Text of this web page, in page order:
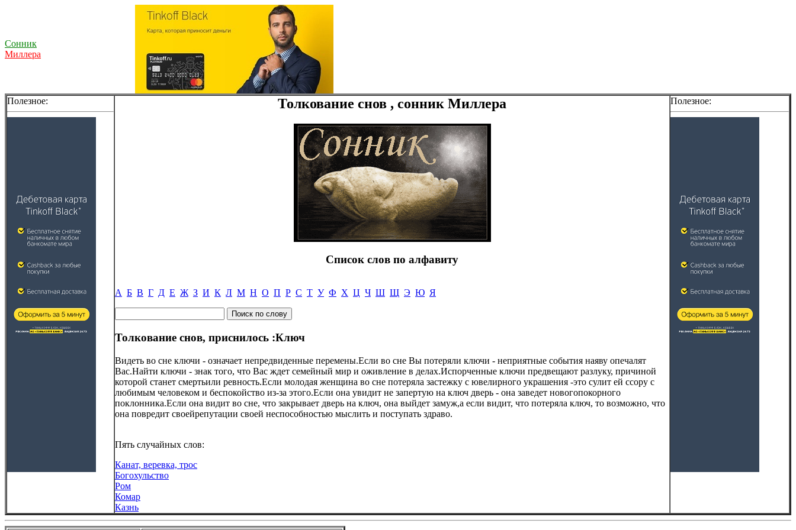
Сонник
Миллера
Полезное: Толкование снов , сонник Миллера
Список слов по алфавиту
А Б В Г Д Е Ж З И К Л М Н О П Р С Т У Ф Х Ц Ч Ш Щ Э Ю Я
Толкование снов, приснилось :Ключ
Видеть во сне ключи - означает непредвиденные перемены.Если во сне Вы потеряли ключи - неприятные события наяву опечалят
Вас.Найти ключи - знак того, что Вас ждет семейный мир и оживление в делах.Испорченные ключи предвещают разлуку, причиной
которой станет смертьили ревность.Если молодая женщина во сне потеряла застежку с ювелирного украшения -это сулит ей ссору с
любимым человеком и беспокойство из-за этого.Если она увидит не запертую на ключ дверь - она заведет новогопокорного
поклонника.Если она видит во сне, что закрывает дверь на ключ, она выйдет замуж,а если видит, что потеряла ключ, то возможно, что
она повредит своейрепутации своей неспособностью мыслить и поступать здраво.
Пять случайных слов:
Канат, веревка, трос
Богохульство
Ром
Комар
Казнь
Полезное: